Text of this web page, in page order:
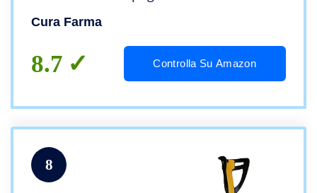
antiscivolo e regolabile in altezza tipo
Cura Farma
8.7 Controlla Su Amazon
8